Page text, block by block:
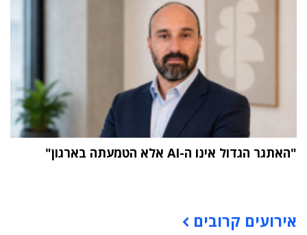
"האתגר הגדול אינו ה-AI אלא הטמעתה בארגון"
אירועים קרובים